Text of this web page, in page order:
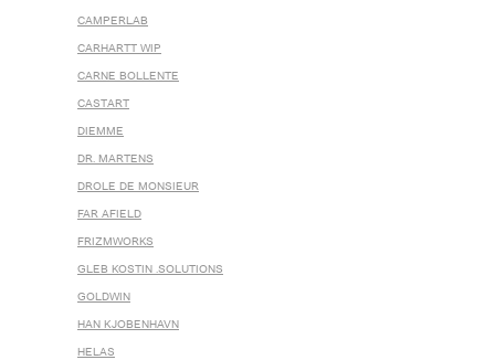
CAMPERLAB
CARHARTT WIP
CARNE BOLLENTE
CASTART
DIEMME
DR. MARTENS
DROLE DE MONSIEUR
FAR AFIELD
FRIZMWORKS
GLEB KOSTIN .SOLUTIONS
GOLDWIN
HAN KJOBENHAVN
HELAS